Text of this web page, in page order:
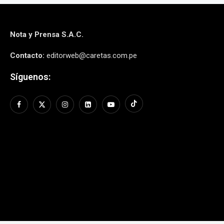
Nota y Prensa S.A.C.
Contacto: editorweb@caretas.com.pe
Síguenos: